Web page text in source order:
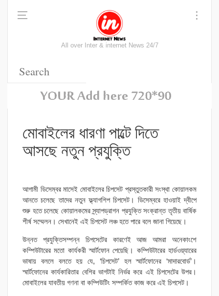
All over Inter & internet News 24/7
মোবাইলের ধারণা পাল্টে দিতে
আসছে নতুন প্রযুক্তি
আগামী ডিসেম্বর মাসেই মোবাইলের চিপসেট প্রস্তুতকারী সংস্থা কোয়ালকম
আনতে চলেছে তাদের নতুন ফ্ল্যাগশিপ চিপসেট। ডিসেম্বরে হাওয়াই দ্বীপে
শুরু হতে চলেছে কোয়ালকমের স্ন্যাপড্রাগন প্রযুক্তি সংক্রান্ত তৃতীয় বার্ষিক
শীর্ষ সম্মেলন। সেখানেই এই চিপসেট লঞ্চ হতে পারে বলে জানা গিয়েছে।
উন্নত প্রযুক্তিসম্পন্ন চিপসেটের কারণেই আজ আমরা অনেকাংশে
কম্পিউটারের মতো কার্যকরী স্মার্টফোন পেয়েছি। কম্পিউটারের হার্ডওয়্যারের
ভাষায় বললে বলতে হয় যে, ‘চিপসেট’ হল স্মার্টফোনের ‘মাদারবোর্ড’।
স্মার্টফোনের কার্যকারিতার বেশির ভাগটাই নির্ভর করে এই চিপসেটের উপর।
মোবাইলের যাবতীয় গণনা বা কম্পিউটিং সম্পর্কিত কাজ করে এই চিপসেট।